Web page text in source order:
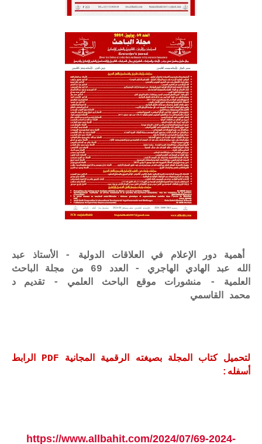
أهمية دور الإعلام في العلاقات الدولية - الأستاذ عبد
الله عبد الهادي الهاجري - العدد 69 من مجلة الباحث
العلمية - منشورات موقع الباحث العلمي - تقديم د
محمد القاسمي
لتحميل كتاب المجلة بصيغته الرقمية المجانية PDF الرابط
أسفله:
https://www.allbahit.com/2024/07/69-2024-